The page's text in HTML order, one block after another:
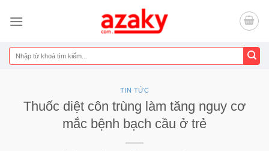
đến
dung
Tìm
kiếm:
TIN TỨC
Thuốc diệt côn trùng làm tăng nguy cơ
mắc bệnh bạch cầu ở trẻ